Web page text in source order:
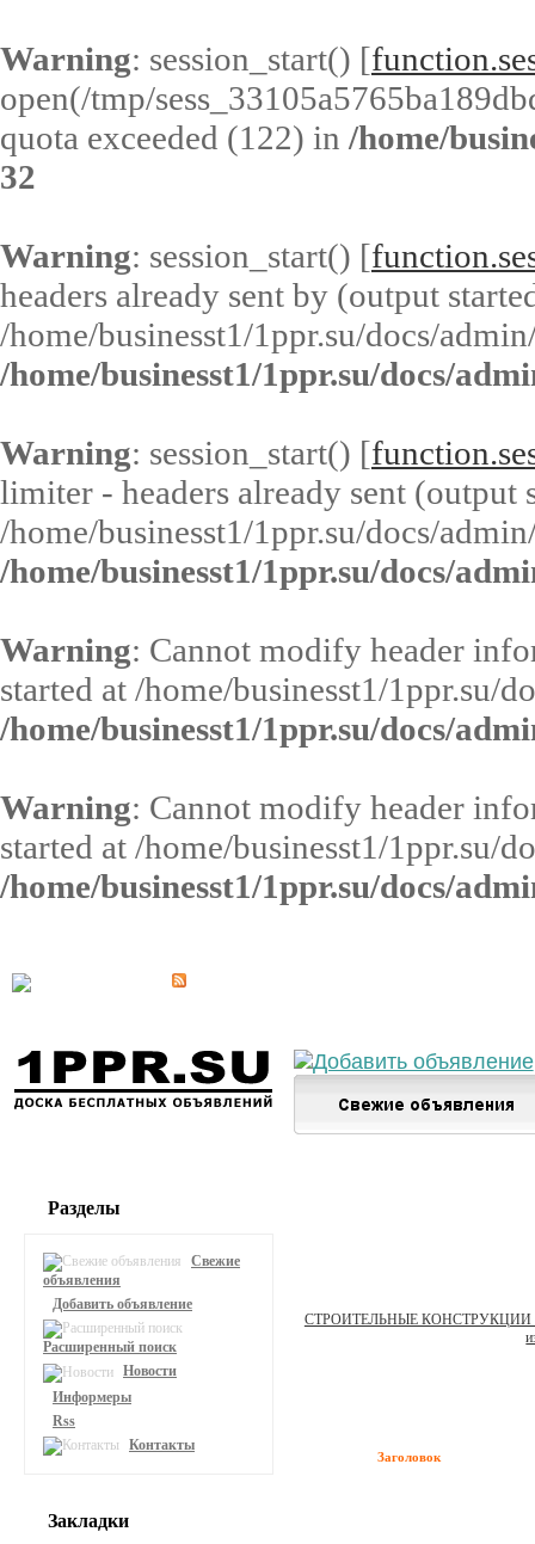
Warning: session_start() [
open(/tmp/
quota exceeded (122) in /home/
32
Warning: session_start() [
headers already sent by (output
/home/businesst1/1ppr.su/docs/
/home/businesst1/1ppr.su/docs/
Warning: session_start() [
limiter - headers already sent (output
/home/businesst1/1ppr.su/docs/
/home/businesst1/1ppr.su/docs/
Warning: Cannot modify header
started at /home/businesst1/1ppr.su/
/home/businesst1/1ppr.su/docs/
Warning: Cannot modify header
started at /home/businesst1/1ppr.su/
/home/businesst1/1ppr.su/docs/
СТРОИТЕЛЬНЫЕ КОНСТРУКЦИИ
Заголовок
Разделы
Свежие
объявления
Добавить объявление
Расширенный поиск
Новости
Информеры
Rss
Контакты
Закладки